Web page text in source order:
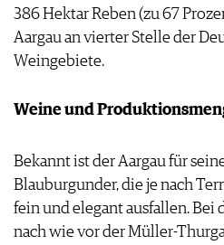
386 Hektar Reben (zu 67
Aargau an vierter Stelle der
Weingebiete.
Weine und
Bekannt ist der Aargau für
Blauburgunder, die je nach
fein und elegant ausfallen. Bei
nach wie vor der Müller-